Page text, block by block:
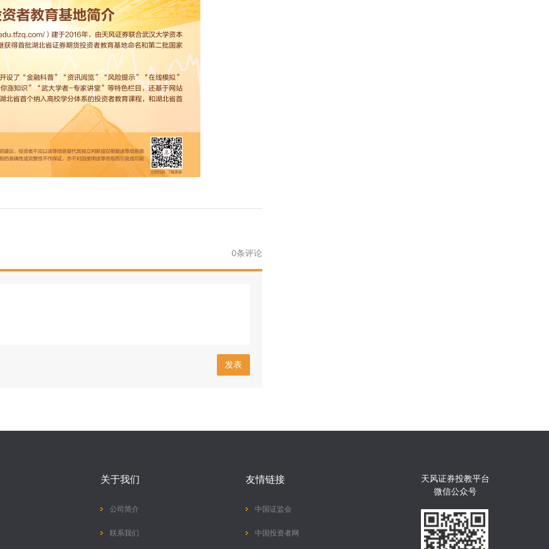
0条评论
发表
关于我们
公司简介
联系我们
友情链接
中国证监会
中国投资者网
天风证券投教平台
微信公众号